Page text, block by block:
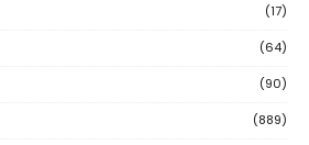
(17)
(64)
(90)
(889)